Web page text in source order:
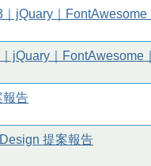
jQuary｜FontAwesome
jQuary｜FontAwesome
報告
提案報告